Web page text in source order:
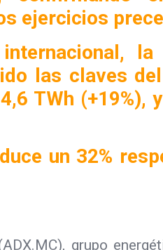
ejercicios
las claves
TWh
un 32%
grupo